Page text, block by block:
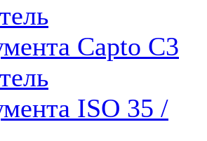
Capto C3
ISO 35 /